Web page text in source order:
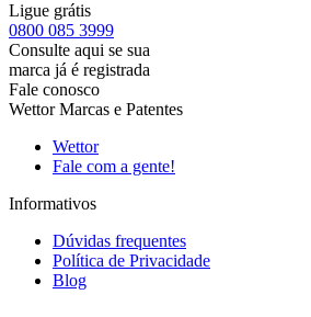
Ligue grátis
0800 085 3999
Consulte aqui se sua
marca já é registrada
Fale conosco
Wettor Marcas e Patentes
Wettor
Fale com a gente!
Informativos
Dúvidas frequentes
Política de Privacidade
Blog